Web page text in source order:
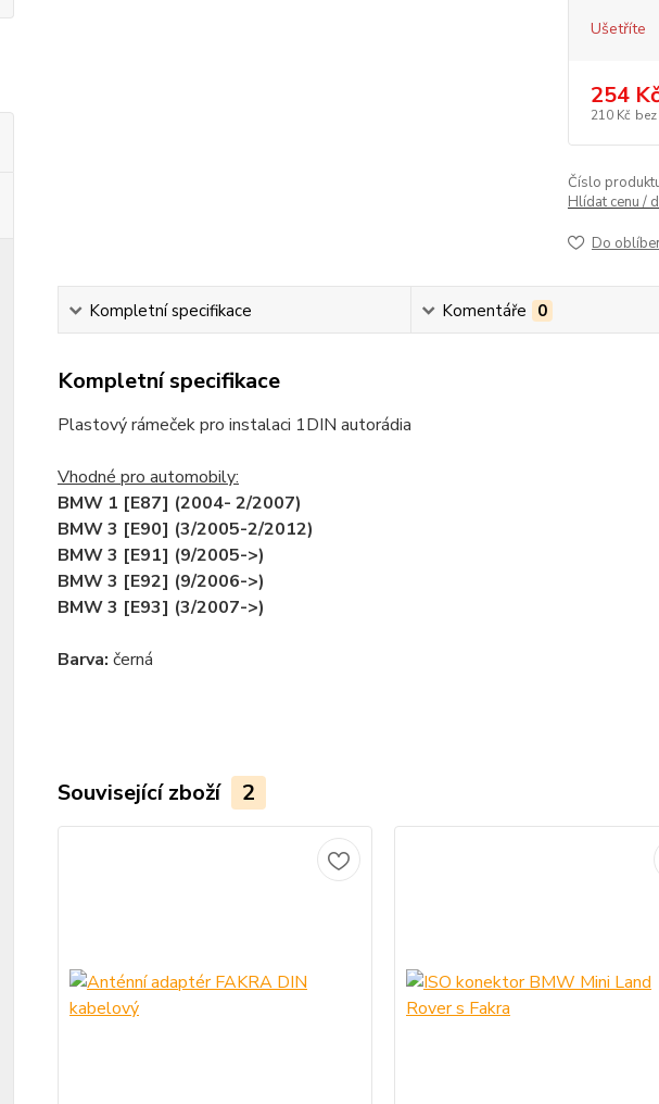
Ušetříte
254 Kč
210 Kč
Číslo
Hlídat cenu /
Do
Kompletní specifikace Komentáře 0
Kompletní specifikace
Plastový rámeček pro instalaci 1DIN autorádia
Vhodné pro automobily:
BMW 1 [E87] (2004- 2/2007)
BMW 3 [E90] (3/2005-2/2012)
BMW 3 [E91] (9/2005->)
BMW 3 [E92] (9/2006->)
BMW 3 [E93] (3/2007->)
Barva: černá
Související zboží 2